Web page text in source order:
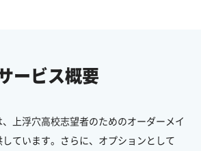
ービス概要
上浮穴高校志望者のためのオーダーメイ
ています。さらに、オプションとして